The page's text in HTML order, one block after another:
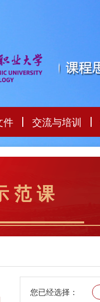
件 交流与培训
范 课
您已经选择：